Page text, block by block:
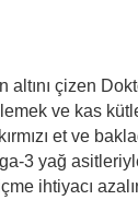
çizen
ve kas
et ve
3 yağ asitleriyle
ihtiyacı